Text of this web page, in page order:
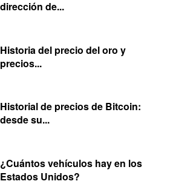
dirección de...
Historia del precio del oro y
precios...
Historial de precios de Bitcoin:
desde su...
¿Cuántos vehículos hay en los
Estados Unidos?